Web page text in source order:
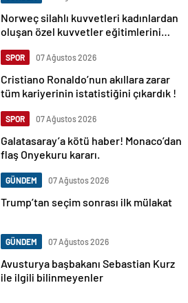
Norweç silahlı kuvvetleri kadınlardan
oluşan özel kuvvetler eğitimlerini
SPOR 07 Ağustos 2026
Cristiano Ronaldo’nun akıllara zarar
tüm kariyerinin istatistiğini çıkardık !
SPOR 07 Ağustos 2026
Galatasaray’a kötü haber! Monaco’dan
flaş Onyekuru kararı.
GÜNDEM 07 Ağustos 2026
Trump’tan seçim sonrası ilk mülakat
GÜNDEM 07 Ağustos 2026
Avusturya başbakanı Sebastian Kurz
ile ilgili bilinmeyenler